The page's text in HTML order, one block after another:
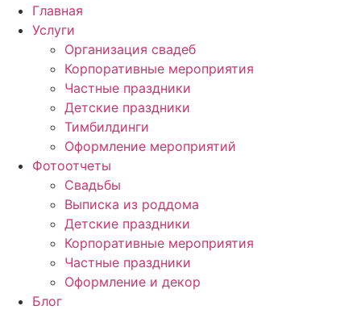
Главная
Услуги
Организация свадеб
Корпоративные мероприятия
Частные праздники
Детские праздники
Тимбилдинги
Оформление мероприятий
Фотоотчеты
Cвадьбы
Выписка из роддома
Детские праздники
Корпоративные мероприятия
Частные праздники
Оформление и декор
Блог